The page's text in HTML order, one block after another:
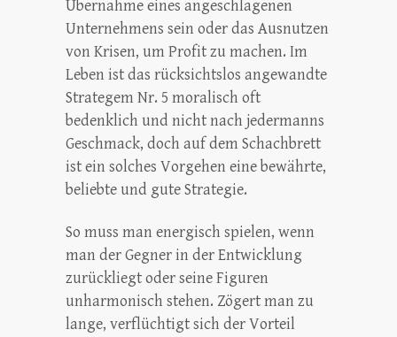
Übernahme eines angeschlagenen
Unternehmens sein oder das Ausnutzen
von Krisen, um Profit zu machen. Im
Leben ist das rücksichtslos angewandte
Strategem Nr. 5 moralisch oft
bedenklich und nicht nach jedermanns
Geschmack, doch auf dem Schachbrett
ist ein solches Vorgehen eine bewährte,
beliebte und gute Strategie.
So muss man energisch spielen, wenn
man der Gegner in der Entwicklung
zurückliegt oder seine Figuren
unharmonisch stehen. Zögert man zu
lange, verflüchtigt sich der Vorteil